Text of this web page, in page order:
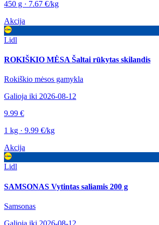
450 g · 7.67 €/kg
Akcija
Lidl
ROKIŠKIO MĖSA Šaltai rūkytas skilandis
Rokiškio mėsos gamykla
Galioja iki 2026-08-12
9.99 €
1 kg · 9.99 €/kg
Akcija
Lidl
SAMSONAS Vytintas saliamis 200 g
Samsonas
Galioja iki 2026-08-12